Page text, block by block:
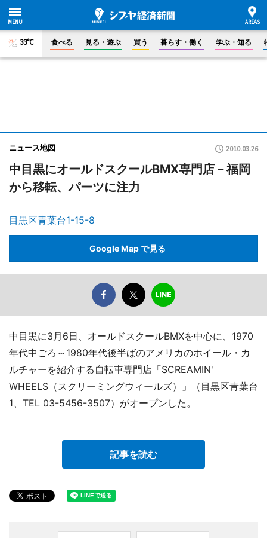
33°C 食べる 見る・遊ぶ 買う 暮らす・働く 学ぶ・知る
ニュース地図 2010.03.26
中目黒にオールドスクールBMX専門店－福岡
から移転、パーツに注力
目黒区青葉台1-15-8
Google Map で見る
中目黒に3月6日、オールドスクールBMXを中心に、1970
年代中ごろ～1980年代後半ばのアメリカのホイール・カ
ルチャーを紹介する自転車専門店「SCREAMIN'
WHEELS（スクリーミングウィールズ）」（目黒区青葉台
1、TEL 03-5456-3507）がオープンした。
記事を読む